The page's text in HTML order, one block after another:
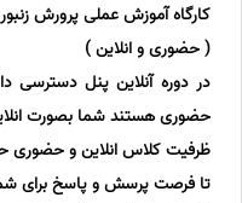
کارگاه آموزش عملی پرورش
( حضوری و انلاین )
در دوره آنلاین پنل دسترسی
حضوری هستند شما بصورت
ظرفیت کلاس انلاین و حضوری حداکثر 10
تا فرصت پرسش و پاسخ برای